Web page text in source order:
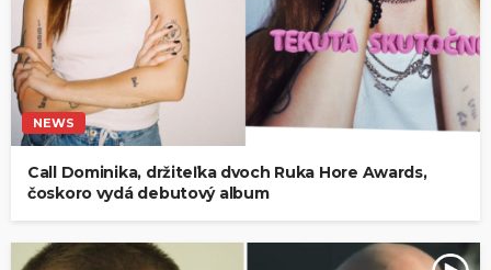
NEWS
Call Dominika, držiteľka dvoch Ruka Hore Awards,
čoskoro vydá debutový album